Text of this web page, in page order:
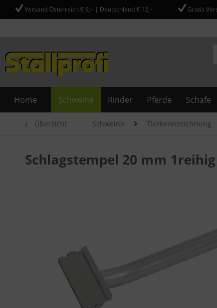
Versand Österreich € 9,– | Deutschland € 12,– Gratis
Home Schweine Rinder Pferde Schafe
Übersicht Schweine Tierkennzeichnung
Schlagstempel 20 mm